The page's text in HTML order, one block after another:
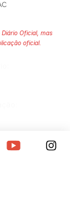
Oficial, mas
oficial.